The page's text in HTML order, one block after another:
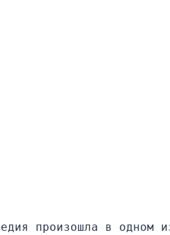
произошла в одном